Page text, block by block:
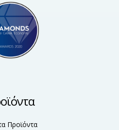
Προϊόντα